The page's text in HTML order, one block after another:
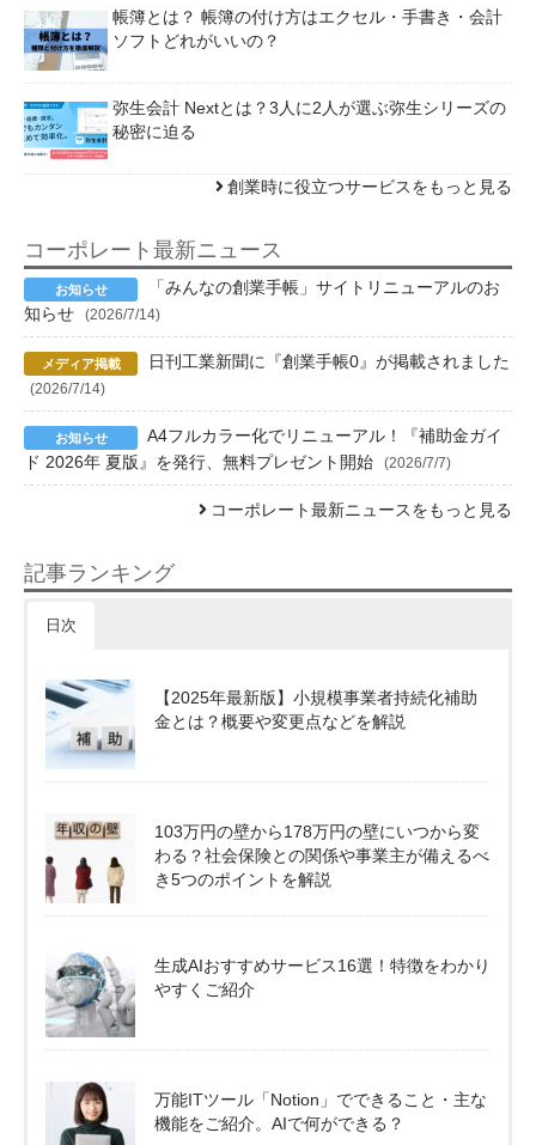
帳簿とは？ 帳簿の付け方はエクセル・手書き・会計
ソフトどれがいいの？
弥生会計 Nextとは？3人に2人が選ぶ弥生シリーズの
秘密に迫る
創業時に役立つサービスをもっと見る
コーポレート最新ニュース
「みんなの創業手帳」サイトリニューアルのお
知らせ
(2026/7/14)
日刊工業新聞に『創業手帳0』が掲載されました
(2026/7/14)
A4フルカラー化でリニューアル！『補助金ガイ
ド 2026年 夏版』を発行、無料プレゼント開始
(2026/7/7)
コーポレート最新ニュースをもっと見る
記事ランキング
日次
【2025年最新版】小規模事業者持続化補助
金とは？概要や変更点などを解説
103万円の壁から178万円の壁にいつから変
わる？社会保険との関係や事業主が備えるべ
き5つのポイントを解説
生成AIおすすめサービス16選！特徴をわかり
やすくご紹介
万能ITツール「Notion」でできること・主な
機能をご紹介。AIで何ができる？